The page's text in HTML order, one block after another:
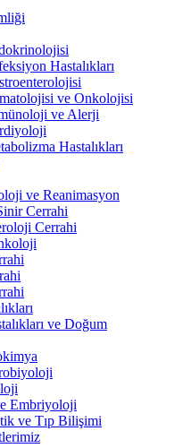
Hastalıkları
ve Onkolojisi
ve Alerji
Hastalıkları
ve Reanimasyon
Cerrahi
Cerrahi
ve Doğum
Embriyoloji
ve Tıp Bilişimi